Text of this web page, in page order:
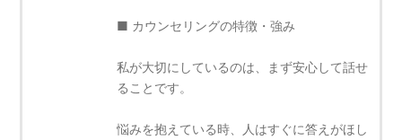
■ カウンセリングの特徴・強み
私が大切にしているのは、まず安心して話せ
ることです。
悩みを抱えている時、人はすぐに答えがほし